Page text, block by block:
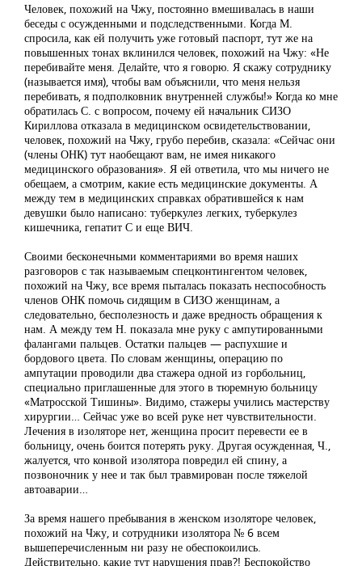
Человек, похожий на Чжу, постоянно вмешивалась в наши
беседы с осужденными и подследственными. Когда М.
спросила, как ей получить уже готовый паспорт, тут же на
повышенных тонах вклинился человек, похожий на Чжу: «Не
перебивайте меня. Делайте, что я говорю. Я скажу сотруднику
(называется имя), чтобы вам объяснили, что меня нельзя
перебивать, я подполковник внутренней службы!» Когда ко мне
обратилась С. с вопросом, почему ей начальник СИЗО
Кириллова отказала в медицинском освидетельствовании,
человек, похожий на Чжу, грубо перебив, сказала: «Сейчас они
(члены ОНК) тут наобещают вам, не имея никакого
медицинского образования». Я ей ответила, что мы ничего не
обещаем, а смотрим, какие есть медицинские документы. А
между тем в медицинских справках обратившейся к нам
девушки было написано: туберкулез легких, туберкулез
кишечника, гепатит С и еще ВИЧ.
Своими бесконечными комментариями во время наших
разговоров с так называемым спецконтингентом человек,
похожий на Чжу, все время пыталась показать неспособность
членов ОНК помочь сидящим в СИЗО женщинам, а
следовательно, бесполезность и даже вредность обращения к
нам. А между тем Н. показала мне руку с ампутированными
фалангами пальцев. Остатки пальцев — распухшие и
бордового цвета. По словам женщины, операцию по
ампутации проводили два стажера одной из горбольниц,
специально приглашенные для этого в тюремную больницу
«Матросской Тишины». Видимо, стажеры учились мастерству
хирургии… Сейчас уже во всей руке нет чувствительности.
Лечения в изоляторе нет, женщина просит перевести ее в
больницу, очень боится потерять руку. Другая осужденная, Ч.,
жалуется, что конвой изолятора повредил ей спину, а
позвоночник у нее и так был травмирован после тяжелой
автоаварии…
За время нашего пребывания в женском изоляторе человек,
похожий на Чжу, и сотрудники изолятора № 6 всем
вышеперечисленным ни разу не обеспокоились.
Действительно, какие тут нарушения прав?! Беспокойство